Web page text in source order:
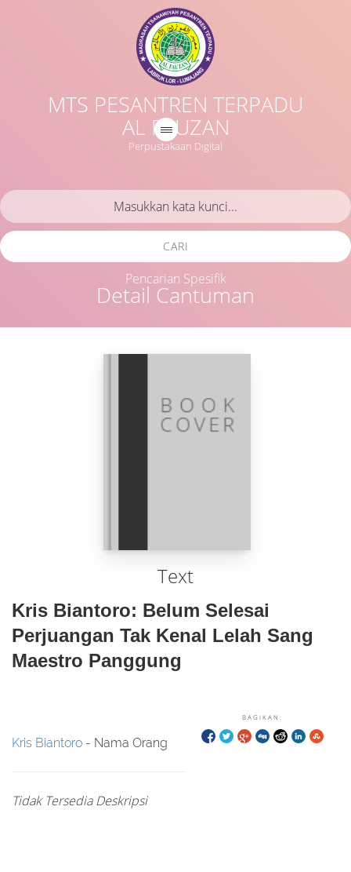
MTS PESANTREN TERPADU
AL FAUZAN
Perpustakaan Digital
Detail Cantuman
CARI
Pencarian Spesifik
Text
Kris Biantoro: Belum Selesai
Perjuangan Tak Kenal Lelah Sang
Maestro Panggung
BAGIKAN:
Kris Biantoro - Nama Orang
Tidak Tersedia Deskripsi